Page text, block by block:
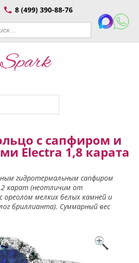
8 (499) 390-88-76
с сапфиром и
Electra 1,8 карата
гидротермальным сапфиром
карат (неотличим от
ореолом мелких белых камней и
бриллианта). Суммарный вес